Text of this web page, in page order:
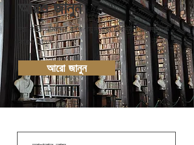
আরও জানুন
দয়া করে আমাদের ব্লগ পড়ুন এবং খ্রিস্টান ধর্ম সম্পর্কে
আরও জানুন
আরো জানুন